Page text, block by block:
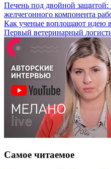
Печень под двойной защитой:
желчегонного компонента
Как ученые воплощают идею
Первый ветеринарный
Самое читаемое